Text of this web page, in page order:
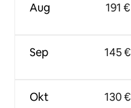
Aug
Sep
Okt
191 €
145 €
130 €